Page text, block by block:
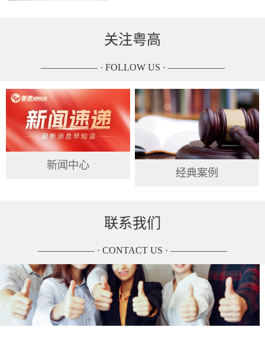
关注粤高
—————— · FOLLOW US · ——————
新闻中心
经典案例
联系我们
—————— · CONTACT US · ——————